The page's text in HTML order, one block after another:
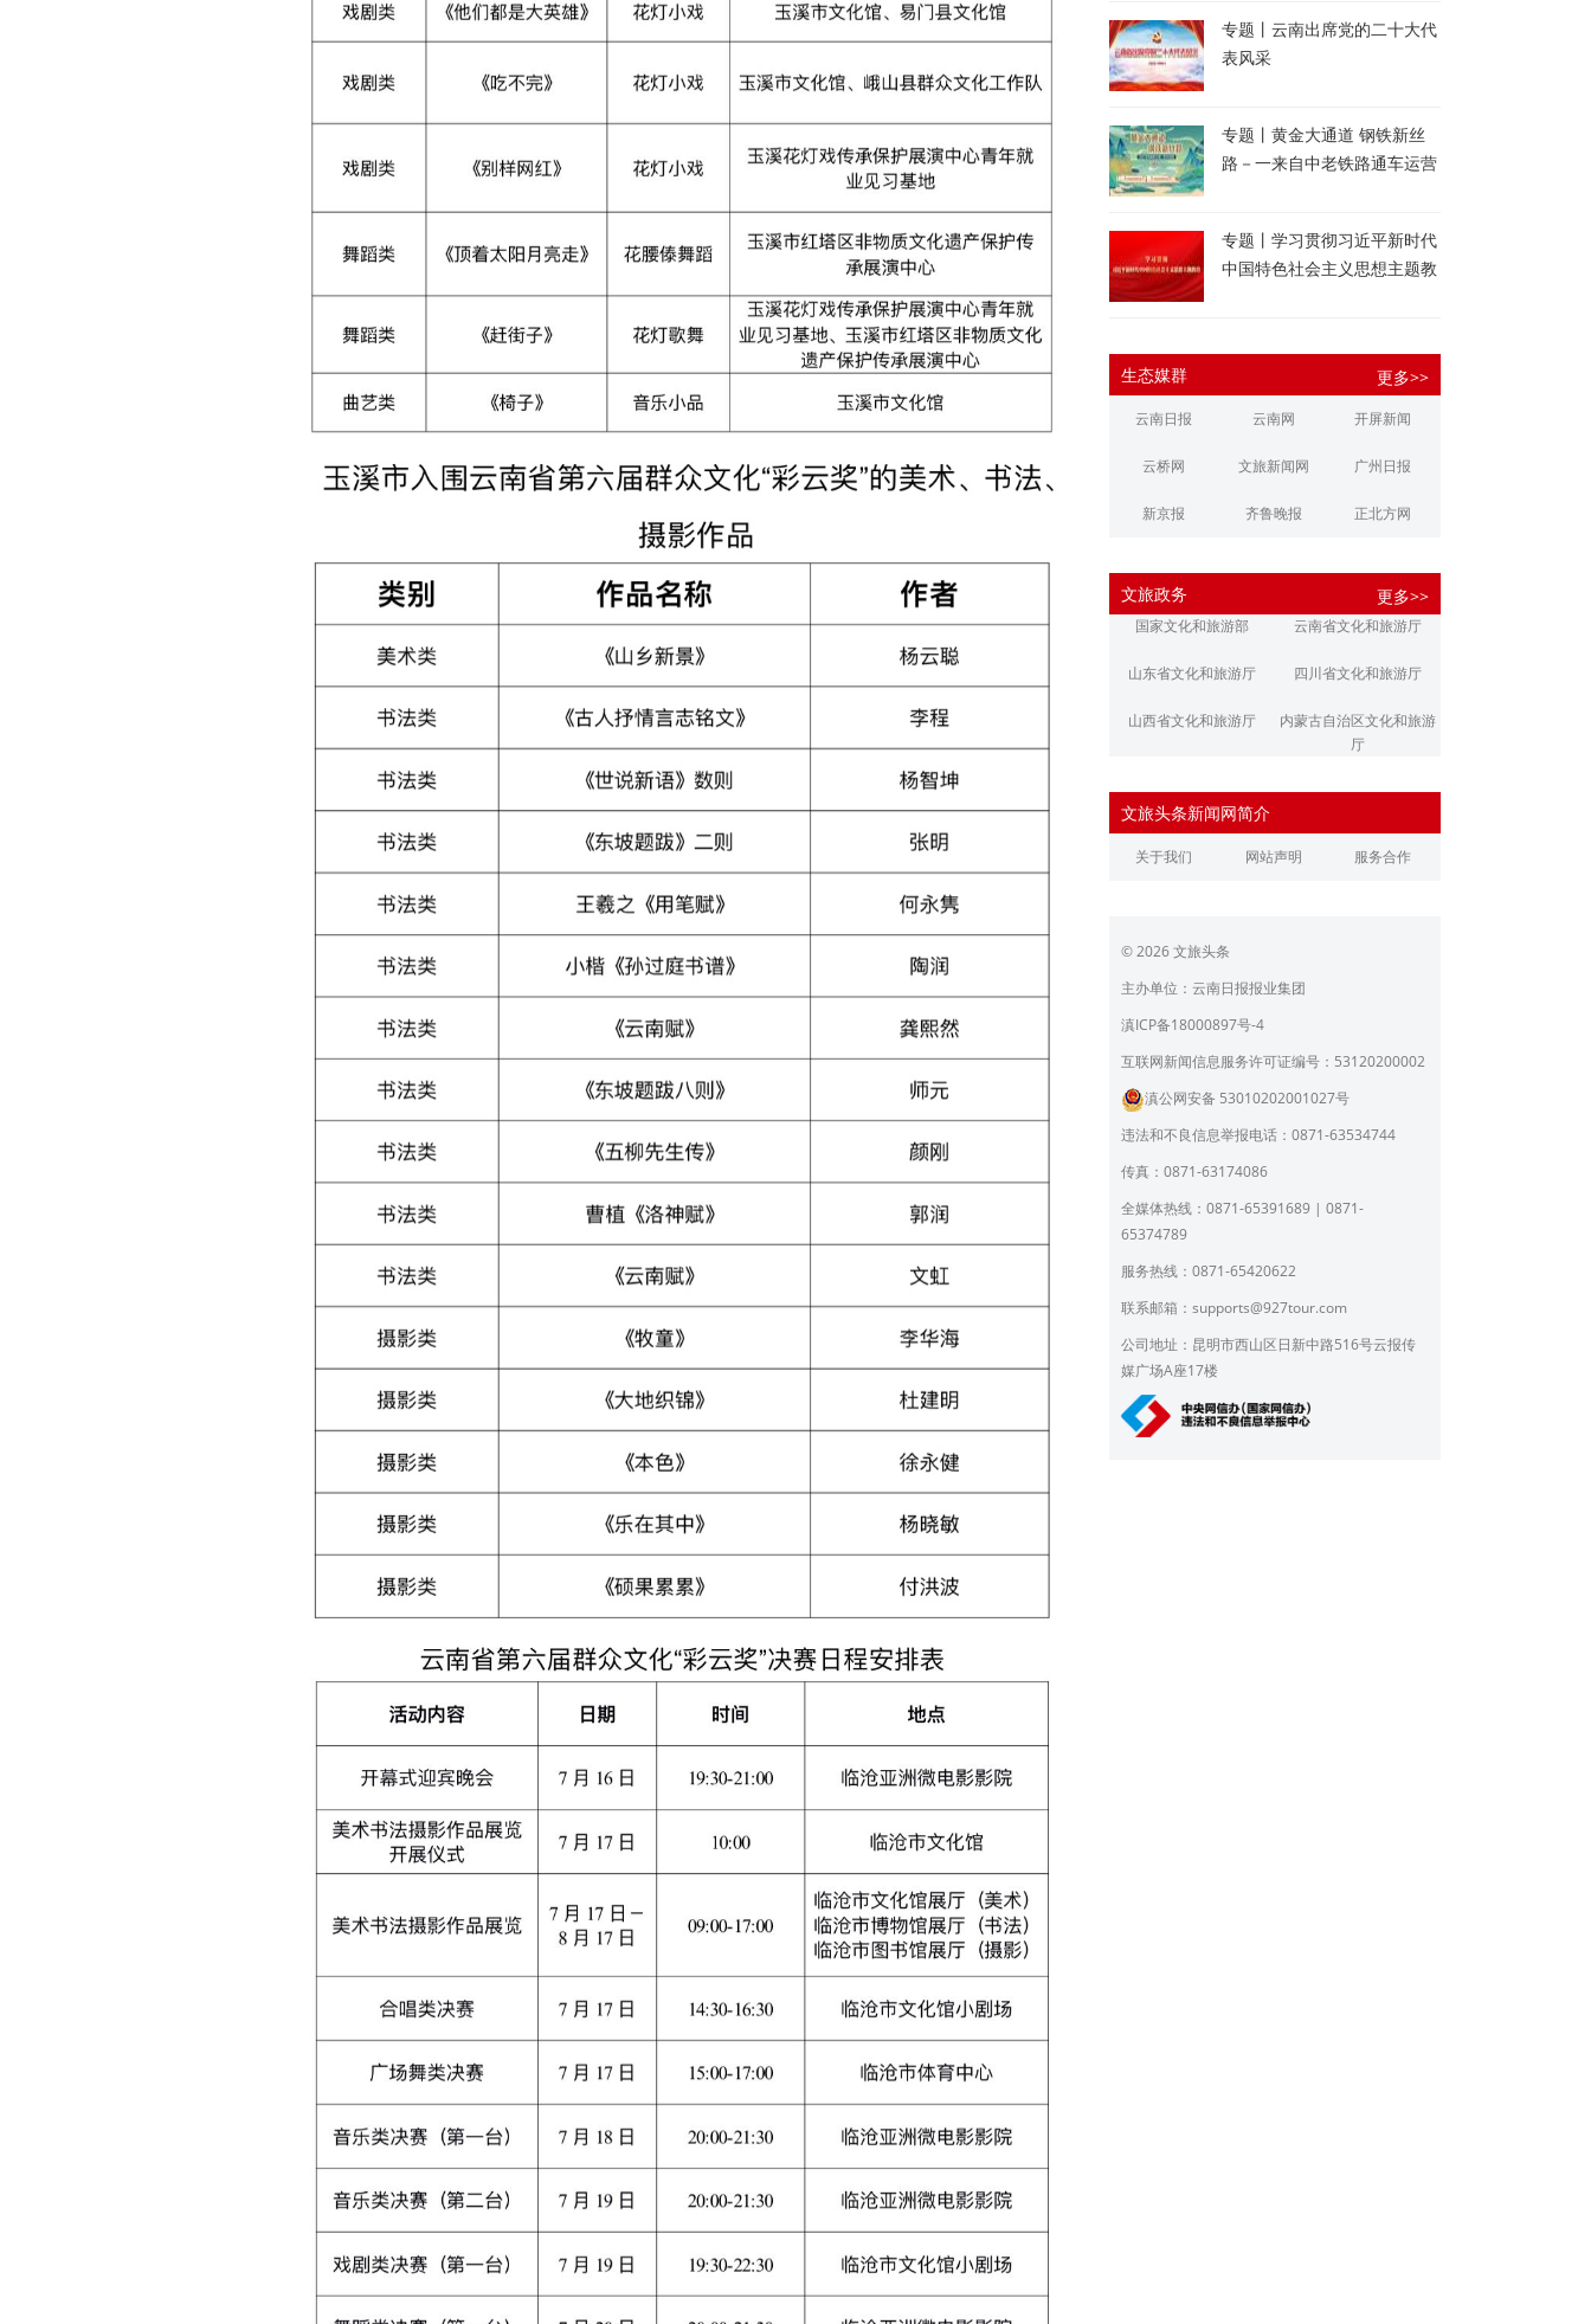
专题丨云南出席党的二十大代
表风采
专题丨黄金大通道 钢铁新丝
路－一来自中老铁路通车运营
专题丨学习贯彻习近平新时代
中国特色社会主义思想主题教
生态媒群 更多>>
云南日报 云南网 开屏新闻
云桥网 文旅新闻网 广州日报
新京报 齐鲁晚报 正北方网
江南都市报 潇湘晨报
文旅政务 更多>>
国家文化和旅游部 云南省文化和旅游厅
山东省文化和旅游厅 四川省文化和旅游厅
山西省文化和旅游厅
内蒙古自治区文化和旅游
厅
浙江省文化和旅游厅
江西省文化和旅游厅 河南省文化和旅游厅
广东省文化和旅游厅
育厅
陕西省文化和旅游厅 甘肃省文化和旅游厅
青海省文化和旅游厅
宁夏回族自治区文化和旅
北京市文旅局
上海市文化和旅游局
员会
文旅头条新闻网简介
关于我们 网站声明 服务合作
© 2026 文旅头条
主办单位：云南日报报业集团
滇ICP备18000897号-4
互联网新闻信息服务许可证编号：53120200002
滇公网安备 53010202001027号
违法和不良信息举报电话：0871-63534744
传真：0871-63174086
全媒体热线：0871-65391689 | 0871-
65374789
服务热线：0871-65420622
联系邮箱： supports@927tour.com
公司地址：昆明市西山区日新中路516号云报传
媒广场A座17楼